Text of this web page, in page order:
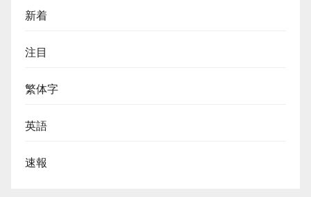
新着
注目
繁体字
英語
速報